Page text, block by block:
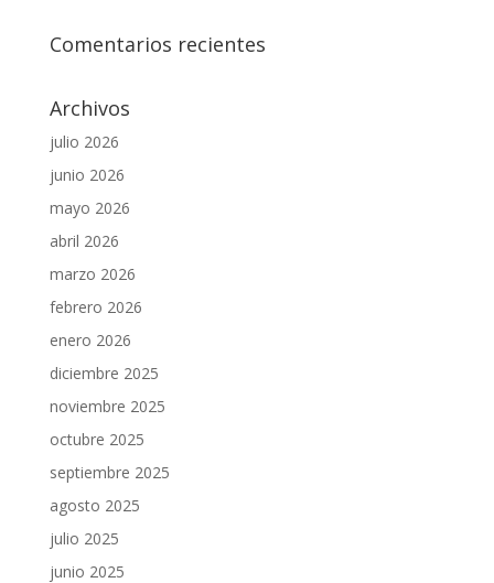
Comentarios recientes
Archivos
julio 2026
junio 2026
mayo 2026
abril 2026
marzo 2026
febrero 2026
enero 2026
diciembre 2025
noviembre 2025
octubre 2025
septiembre 2025
agosto 2025
julio 2025
junio 2025